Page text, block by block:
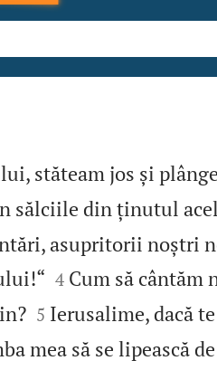
stăteam jos și
sălciile din ținutul
asupritorii noștri

4 Cum să cântăm

5 Ierusalime, dacă
mea să se lipească